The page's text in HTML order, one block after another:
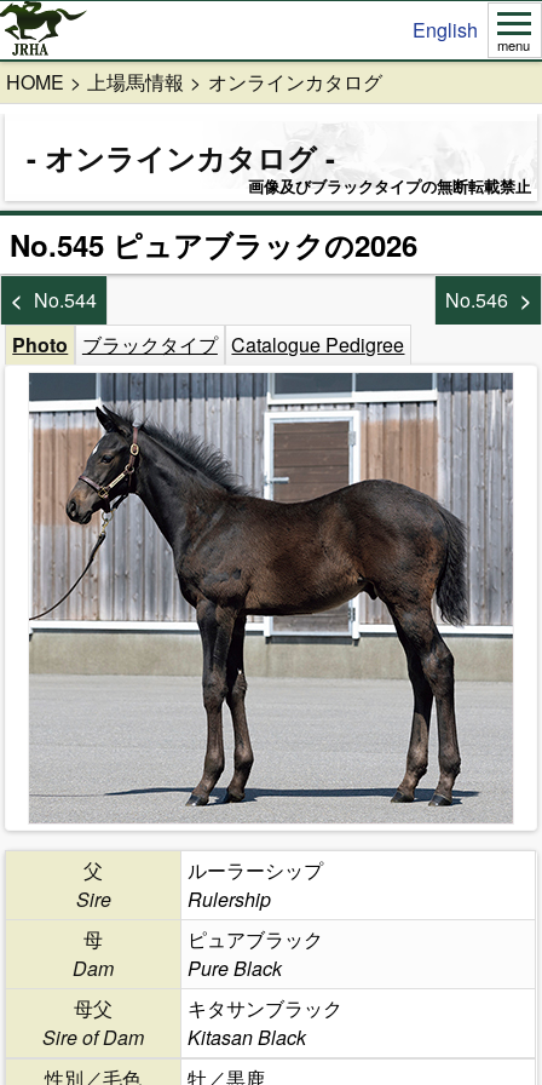
English
menu
HOME 上場馬情報 オンラインカタログ
オンラインカタログ
画像及びブラックタイプの無断転載禁止
No.545 ピュアブラックの2026
No.544
No.546
Photo
ブラックタイプ Catalogue Pedigree
父
Sire
ルーラーシップ
Rulership
母
Dam
ピュアブラック
Pure Black
母父
Sire of Dam
キタサンブラック
Kitasan Black
性別／毛色
牡／黒鹿